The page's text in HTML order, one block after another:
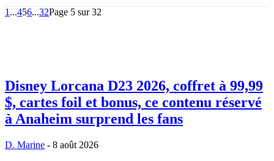
1 ...456...32Page 5 sur 32
Disney Lorcana D23 2026, coffret à 99,99
$, cartes foil et bonus, ce contenu réservé
à Anaheim surprend les fans
D. Marine - 8 août 2026